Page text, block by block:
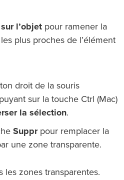
l’objet pour ramener la
plus proches de l’élément
droit de la souris
sur la touche Ctrl (Mac)
la sélection.
Supprpour remplacer la
une zone transparente.
les zones transparentes.